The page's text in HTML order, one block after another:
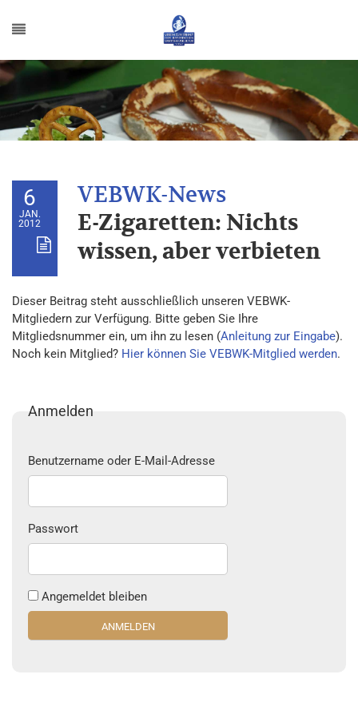
6
JAN.
2012
E-Zigaretten: Nichts
wissen, aber verbieten
Dieser Beitrag steht ausschließlich unseren VEBWK-
Mitgliedern zur Verfügung. Bitte geben Sie Ihre
Mitgliedsnummer ein, um ihn zu lesen (Anleitung zur Eingabe).
Noch kein Mitglied? Hier können Sie VEBWK-Mitglied werden.
Anmelden
Benutzername oder E-Mail-Adresse
Passwort
Angemeldet bleiben